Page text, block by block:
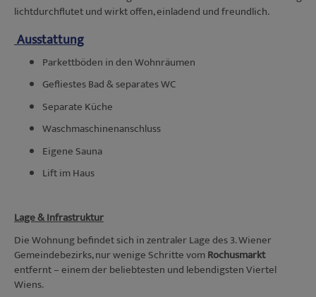
lichtdurchflutet und wirkt offen, einladend und freundlich.
Ausstattung
Parkettböden in den Wohnräumen
Gefliestes Bad & separates WC
Separate Küche
Waschmaschinenanschluss
Eigene Sauna
Lift im Haus
Lage & Infrastruktur
Die Wohnung befindet sich in zentraler Lage des 3. Wiener
Gemeindebezirks, nur wenige Schritte vomRochusmarkt
entfernt – einem der beliebtesten und lebendigsten Viertel
Wiens.